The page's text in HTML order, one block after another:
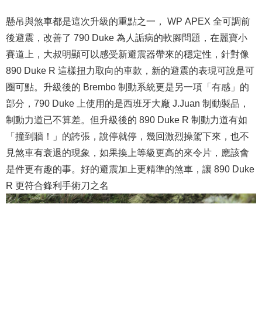
懸吊與煞車都是這次升級的重點之一， WP APEX 全可調前
後避震，改善了 790 Duke 為人詬病的軟腳問題，在麗寶小
賽道上，大叔明顯可以感受新避震器帶來的穩定性，針對像
890 Duke R 這樣扭力取向的車款，新的避震的表現可說是可
圈可點。升級後的 Brembo 制動系統更是另一項「有感」的
部分，790 Duke 上使用的是西班牙大廠 J.Juan 制動製品，
制動力道已不算差。但升級後的 890 Duke R 制動力道有如
「撞到牆！」的誇張，說停就停，幾回激烈操駕下來，也不
見煞車有衰退的現象，如果換上等級更高的來令片，應該會
是件更有趣的事。好的避震加上更精準的煞車，讓 890 Duke
R 更符合鋒利手術刀之名